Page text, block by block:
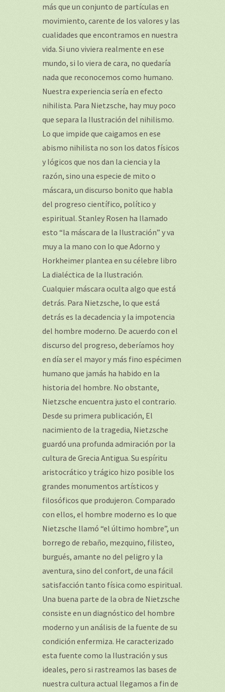
más que un conjunto de partículas en
movimiento, carente de los valores y las
cualidades que encontramos en nuestra
vida. Si uno viviera realmente en ese
mundo, si lo viera de cara, no quedaría
nada que reconocemos como humano.
Nuestra experiencia sería en efecto
nihilista. Para Nietzsche, hay muy poco
que separa la Ilustración del nihilismo.
Lo que impide que caigamos en ese
abismo nihilista no son los datos físicos
y lógicos que nos dan la ciencia y la
razón, sino una especie de mito o
máscara, un discurso bonito que habla
del progreso científico, político y
espiritual. Stanley Rosen ha llamado
esto “la máscara de la Ilustración” y va
muy a la mano con lo que Adorno y
Horkheimer plantea en su célebre libro
La dialéctica de la Ilustración.
Cualquier máscara oculta algo que está
detrás. Para Nietzsche, lo que está
detrás es la decadencia y la impotencia
del hombre moderno. De acuerdo con el
discurso del progreso, deberíamos hoy
en día ser el mayor y más fino espécimen
humano que jamás ha habido en la
historia del hombre. No obstante,
Nietzsche encuentra justo el contrario.
Desde su primera publicación, El
nacimiento de la tragedia, Nietzsche
guardó una profunda admiración por la
cultura de Grecia Antigua. Su espíritu
aristocrático y trágico hizo posible los
grandes monumentos artísticos y
filosóficos que produjeron. Comparado
con ellos, el hombre moderno es lo que
Nietzsche llamó “el último hombre”, un
borrego de rebaño, mezquino, filisteo,
burgués, amante no del peligro y la
aventura, sino del confort, de una fácil
satisfacción tanto física como espiritual.
Una buena parte de la obra de Nietzsche
consiste en un diagnóstico del hombre
moderno y un análisis de la fuente de su
condición enfermiza. He caracterizado
esta fuente como la Ilustración y sus
ideales, pero si rastreamos las bases de
nuestra cultura actual llegamos a fin de